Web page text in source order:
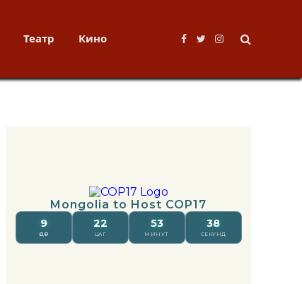
Театр Кино
Facebook
TwitterInstagram